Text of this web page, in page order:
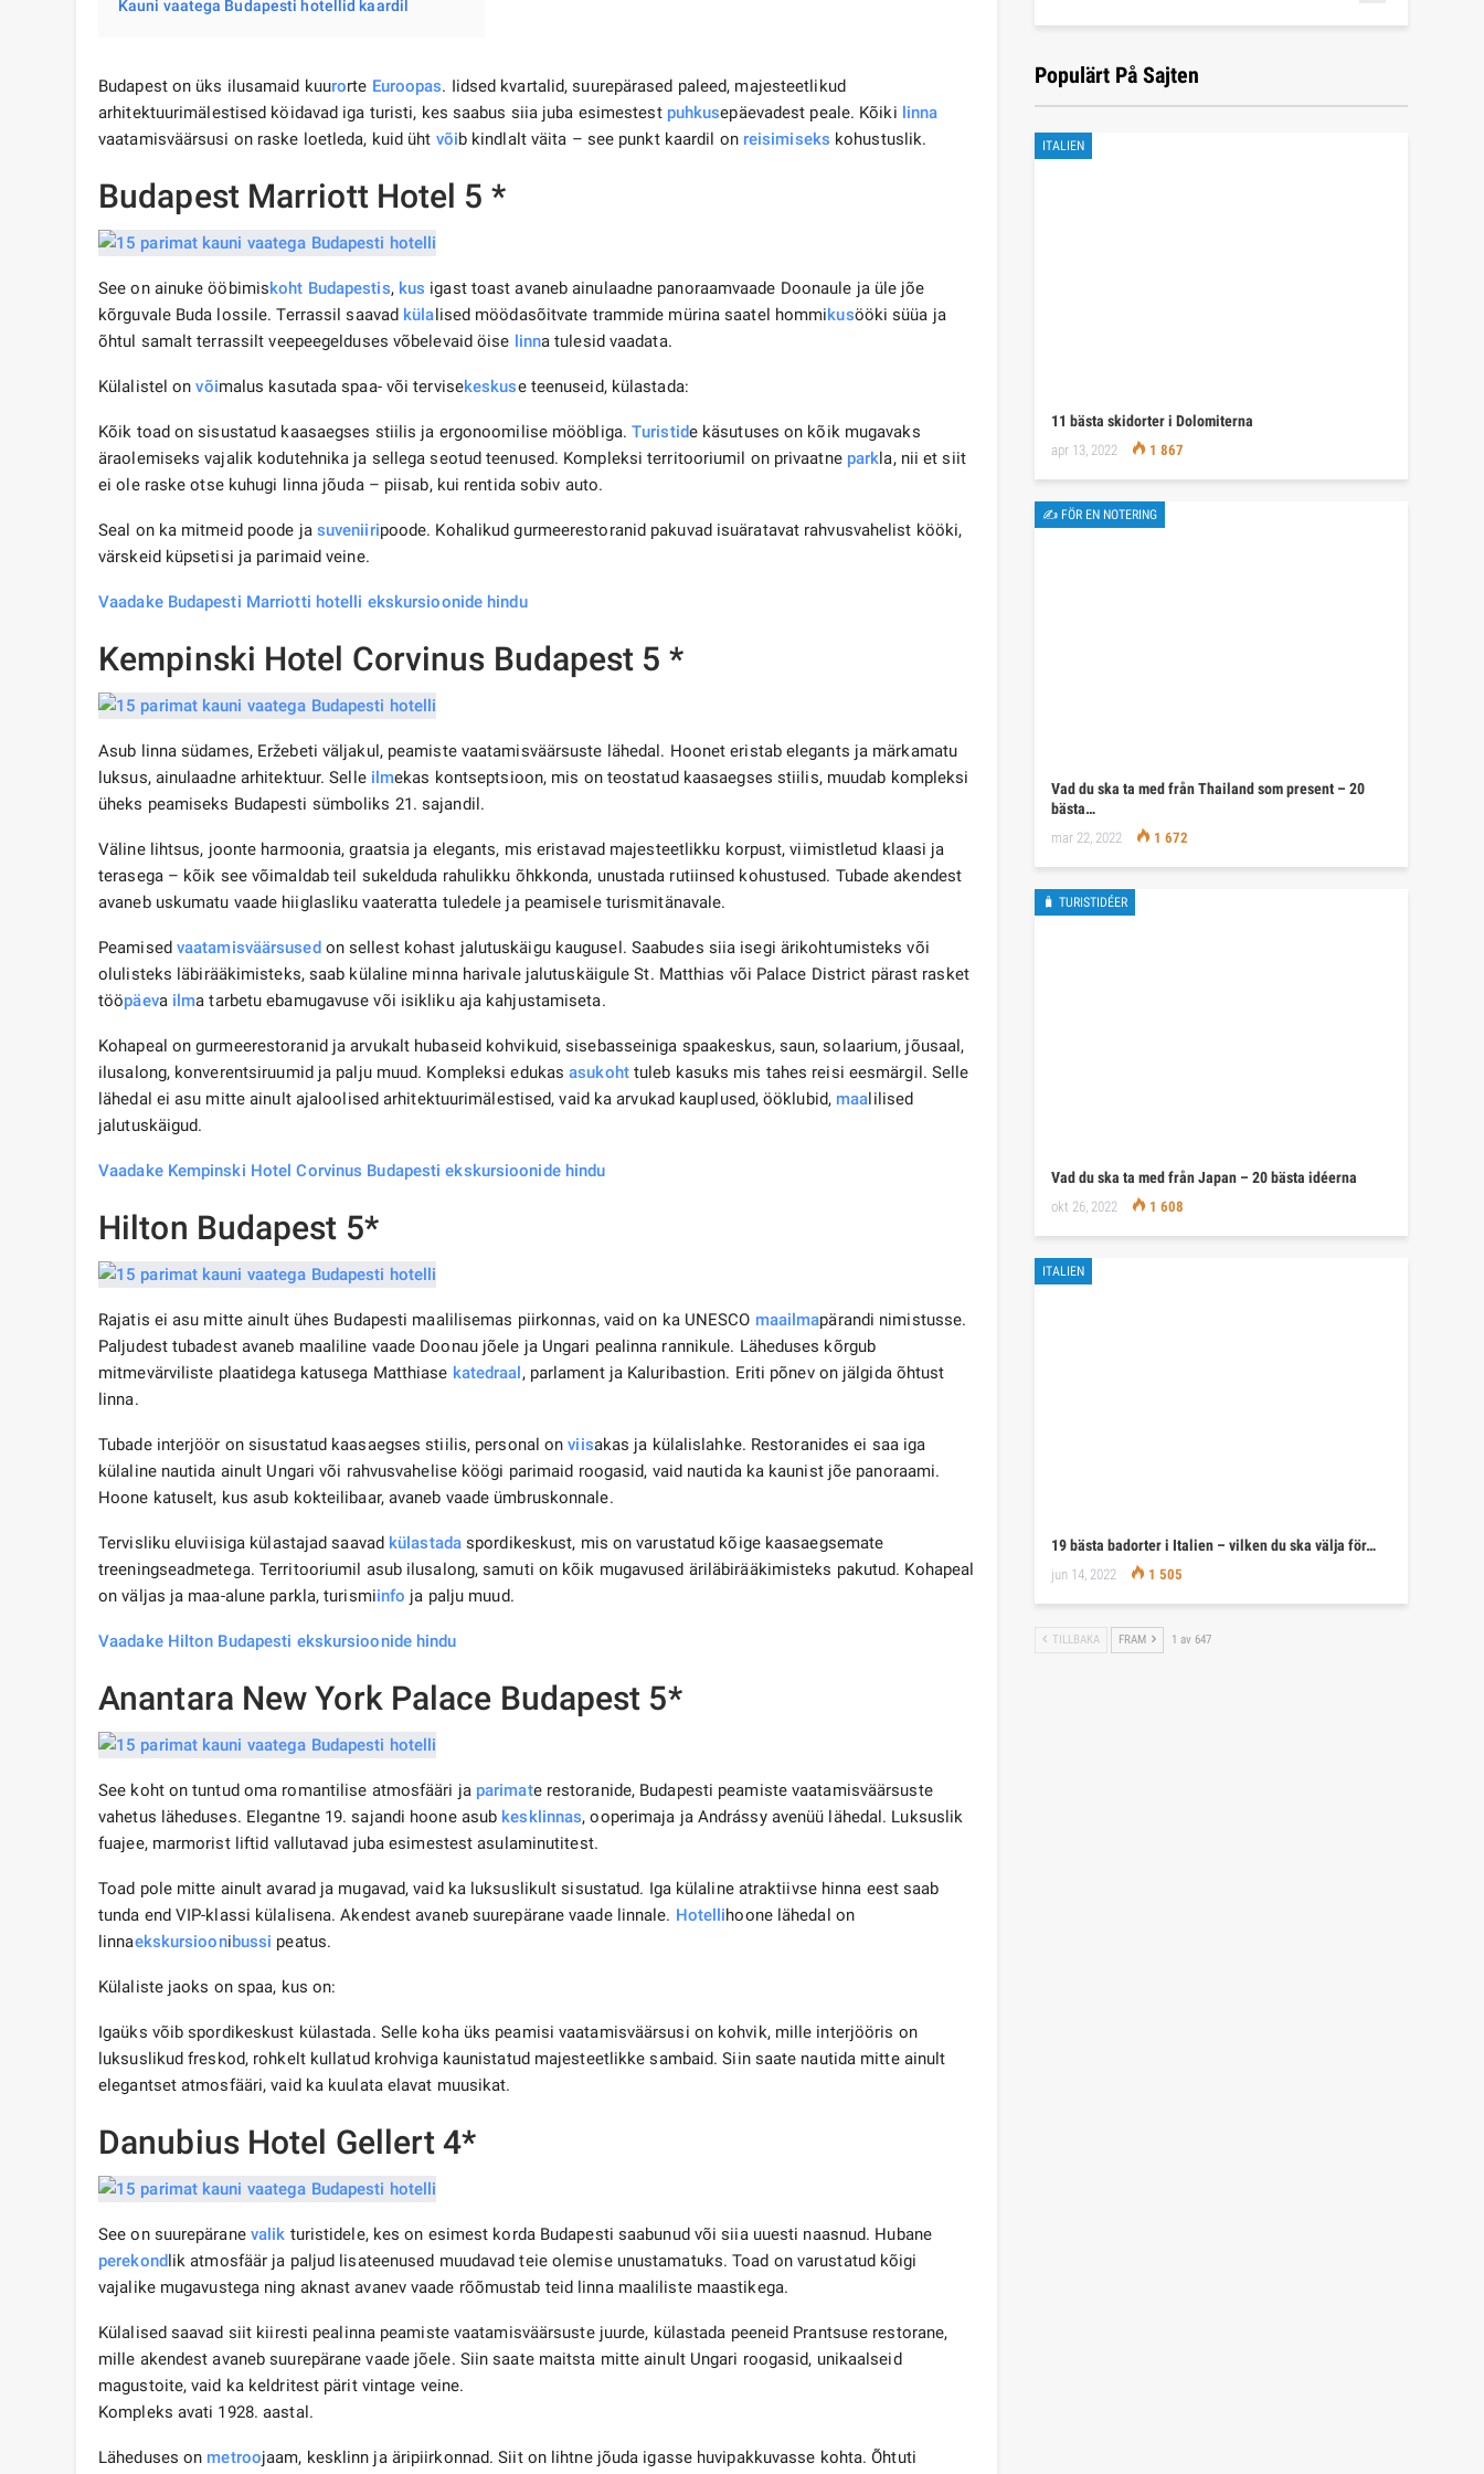
Kauni vaatega Budapesti hotellid kaardil
Budapest on üks ilusamaid kuurorte Euroopas. Iidsed kvartalid, suurepärased paleed, majesteetlikud
arhitektuurimälestised köidavad iga turisti, kes saabus siia juba esimestest puhkusepäevadest peale. Kõiki linna
vaatamisväärsusi on raske loetleda, kuid üht võib kindlalt väita – see punkt kaardil on reisimiseks kohustuslik.
Budapest Marriott Hotel 5 *
See on ainuke ööbimiskoht Budapestis, kus igast toast avaneb ainulaadne panoraamvaade Doonaule ja üle jõe
kõrguvale Buda lossile. Terrassil saavad külalised möödasõitvate trammide mürina saatel hommikusööki süüa ja
õhtul samalt terrassilt veepeegelduses võbelevaid öise linna tulesid vaadata.
Külalistel onvõimalus kasutada spaa- või tervisekeskuse teenuseid, külastada:
Kõik toad on sisustatud kaasaegses stiilis ja ergonoomilise mööbliga. Turistide käsutuses on kõik mugavaks
äraolemiseks vajalik kodutehnika ja sellega seotud teenused. Kompleksi territooriumil on privaatne parkla, nii et siit
ei ole raske otse kuhugi linna jõuda – piisab, kui rentida sobiv auto.
Seal on ka mitmeid poode ja suveniiripoode. Kohalikud gurmeerestoranid pakuvad isuäratavat rahvusvahelist kööki,
värskeid küpsetisi ja parimaid veine.
Vaadake Budapesti Marriotti hotelli ekskursioonide hindu
Kempinski Hotel Corvinus Budapest 5 *
Asub linna südames, Eržebeti väljakul, peamiste vaatamisväärsuste lähedal. Hoonet eristab elegants ja märkamatu
luksus, ainulaadne arhitektuur. Selle ilmekas kontseptsioon, mis on teostatud kaasaegses stiilis, muudab kompleksi
üheks peamiseks Budapesti sümboliks 21. sajandil.
Väline lihtsus, joonte harmoonia, graatsia ja elegants, mis eristavad majesteetlikku korpust, viimistletud klaasi ja
terasega – kõik see võimaldab teil sukelduda rahulikku õhkkonda, unustada rutiinsed kohustused. Tubade akendest
avaneb uskumatu vaade hiiglasliku vaateratta tuledele ja peamisele turismitänavale.
Peamised vaatamisväärsusedon sellest kohast jalutuskäigu kaugusel. Saabudes siia isegi ärikohtumisteks või
olulisteks läbirääkimisteks, saab külaline minna harivale jalutuskäigule St. Matthias või Palace District pärast rasket
tööpäeva ilma tarbetu ebamugavuse või isikliku aja kahjustamiseta.
Kohapeal on gurmeerestoranid ja arvukalt hubaseid kohvikuid, sisebasseiniga spaakeskus, saun, solaarium, jõusaal,
ilusalong, konverentsiruumid ja palju muud. Kompleksi edukasasukohttuleb kasuks mis tahes reisi eesmärgil. Selle
lähedal ei asu mitte ainult ajaloolised arhitektuurimälestised, vaid ka arvukad kauplused, ööklubid, maalilised
jalutuskäigud.
Vaadake Kempinski Hotel Corvinus Budapesti ekskursioonide hindu
Hilton Budapest 5*
Rajatis ei asu mitte ainult ühes Budapesti maalilisemas piirkonnas, vaid on ka UNESCO maailmapärandi nimistusse.
Paljudest tubadest avaneb maaliline vaade Doonau jõele ja Ungari pealinna rannikule. Läheduses kõrgub
mitmevärviliste plaatidega katusega Matthiase katedraal , parlament ja Kaluribastion. Eriti põnev on jälgida õhtust
linna.
Tubade interjöör on sisustatud kaasaegses stiilis, personal onviisakas ja külalislahke. Restoranides ei saa iga
külaline nautida ainult Ungari või rahvusvahelise köögi parimaid roogasid, vaid nautida ka kaunist jõe panoraami.
Hoone katuselt, kus asub kokteilibaar, avaneb vaade ümbruskonnale.
Tervisliku eluviisiga külastajad saavad külastadaspordikeskust, mis on varustatud kõige kaasaegsemate
treeningseadmetega. Territooriumil asub ilusalong, samuti on kõik mugavused äriläbirääkimisteks pakutud. Kohapeal
on väljas ja maa-alune parkla, turismiinfo ja palju muud.
Vaadake Hilton Budapesti ekskursioonide hindu
Anantara New York Palace Budapest 5*
See koht on tuntud oma romantilise atmosfääri ja parimate restoranide, Budapesti peamiste vaatamisväärsuste
vahetus läheduses. Elegantne 19. sajandi hoone asub kesklinnas, ooperimaja ja Andrássy avenüü lähedal. Luksuslik
fuajee, marmorist liftid vallutavad juba esimestest asulaminutitest.
Toad pole mitte ainult avarad ja mugavad, vaid ka luksuslikult sisustatud. Iga külaline atraktiivse hinna eest saab
tunda end VIP-klassi külalisena. Akendest avaneb suurepärane vaade linnale. Hotellihoone lähedal on
linnaekskursioonibussi peatus.
Külaliste jaoks on spaa, kus on:
Igaüks võib spordikeskust külastada. Selle koha üks peamisi vaatamisväärsusi on kohvik, mille interjööris on
luksuslikud freskod, rohkelt kullatud krohviga kaunistatud majesteetlikke sambaid. Siin saate nautida mitte ainult
elegantset atmosfääri, vaid ka kuulata elavat muusikat.
Danubius Hotel Gellert 4*
See on suurepärane valik turistidele, kes on esimest korda Budapesti saabunud või siia uuesti naasnud. Hubane
perekond lik atmosfäär ja paljud lisateenused muudavad teie olemise unustamatuks. Toad on varustatud kõigi
vajalike mugavustega ning aknast avanev vaade rõõmustab teid linna maaliliste maastikega.
Külalised saavad siit kiiresti pealinna peamiste vaatamisväärsuste juurde, külastada peeneid Prantsuse restorane,
mille akendest avaneb suurepärane vaade jõele. Siin saate maitsta mitte ainult Ungari roogasid, unikaalseid
magustoite, vaid ka keldritest pärit vintage veine.
Kompleks avati 1928. aastal.
Läheduses on metroojaam, kesklinn ja äripiirkonnad. Siit on lihtne jõuda igasse huvipakkuvasse kohta. Õhtuti
Populärt På Sajten
ITALIEN
11 bästa skidorter i Dolomiterna
apr 13, 2022 1 867
✍ FÖR EN NOTERING
Vad du ska ta med från Thailand som present – 20
bästa…
mar 22, 2022 1 672
🧳 TURISTIDÉER
Vad du ska ta med från Japan – 20 bästa idéerna
okt 26, 2022 1 608
ITALIEN
19 bästa badorter i Italien – vilken du ska välja för…
jun 14, 2022 1 505
TILLBAKA FRAM 1 av 647